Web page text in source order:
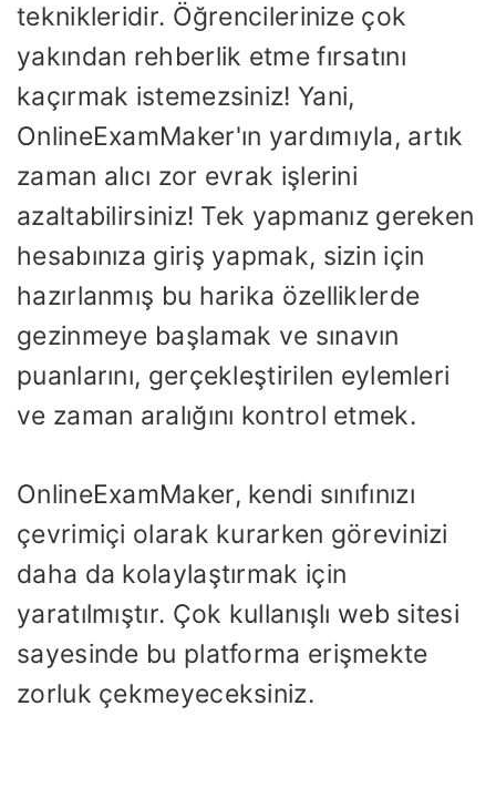
teknikleridir. Öğrencilerinize çok
yakından rehberlik etme fırsatını
kaçırmak istemezsiniz! Yani,
OnlineExamMaker'ın yardımıyla, artık
zaman alıcı zor evrak işlerini
azaltabilirsiniz! Tek yapmanız gereken
hesabınıza giriş yapmak, sizin için
hazırlanmış bu harika özelliklerde
gezinmeye başlamak ve sınavın
puanlarını, gerçekleştirilen eylemleri
ve zaman aralığını kontrol etmek.
OnlineExamMaker, kendi sınıfınızı
çevrimiçi olarak kurarken görevinizi
daha da kolaylaştırmak için
yaratılmıştır. Çok kullanışlı web sitesi
sayesinde bu platforma erişmekte
zorluk çekmeyeceksiniz.